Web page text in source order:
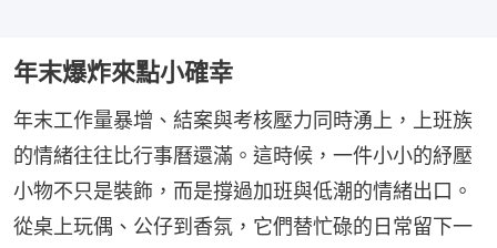
年末爆炸來點小確幸
年末工作量暴增、結案與考核壓力同時湧上，上班族
的情緒往往比行事曆還滿。這時候，一件小小的紓壓
小物不只是裝飾，而是撐過加班與低潮的情緒出口。
從桌上玩偶、公仔到香氛，它們替忙碌的日常留下一